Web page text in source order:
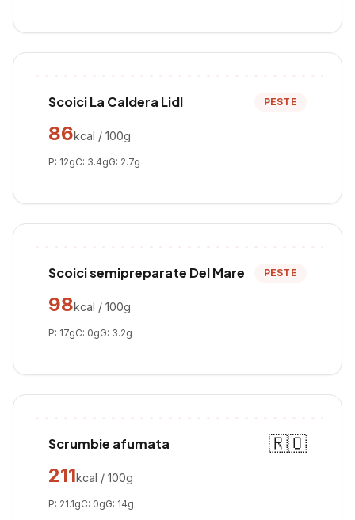
Scoici La Caldera Lidl PESTE
86kcal / 100g
P: 12gC: 3.4gG: 2.7g
Scoici semipreparate Del Mare PESTE
98kcal / 100g
P: 17gC: 0gG: 3.2g
Scrumbie afumata
🇷🇴
211kcal / 100g
P: 21.1gC: 0gG: 14g